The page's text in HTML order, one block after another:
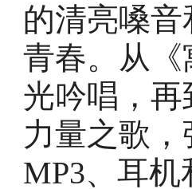
的清亮嗓
青春。从
光吟唱，
力量之歌
MP3、耳